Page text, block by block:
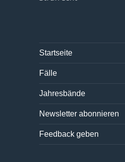
Startseite
Fälle
Jahresbände
Newsletter abonnieren
Feedback geben